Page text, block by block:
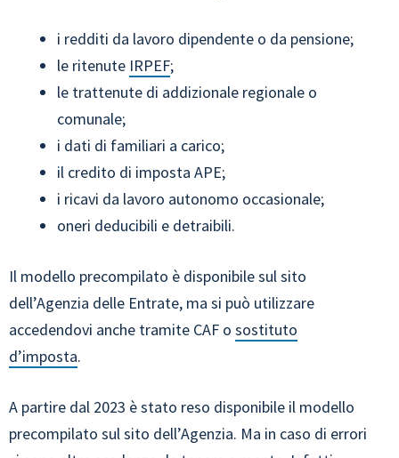
i redditi da lavoro dipendente o da pensione;
le ritenute IRPEF;
le trattenute di addizionale regionale o
comunale;
i dati di familiari a carico;
il credito di imposta APE;
i ricavi da lavoro autonomo occasionale;
oneri deducibili e detraibili.
Il modello precompilato è disponibile sul sito
dell’Agenzia delle Entrate, ma si può utilizzare
accedendovi anche tramite CAF o sostituto
d’imposta.
A partire dal 2023 è stato reso disponibile il modello
precompilato sul sito dell’Agenzia. Ma in caso di errori